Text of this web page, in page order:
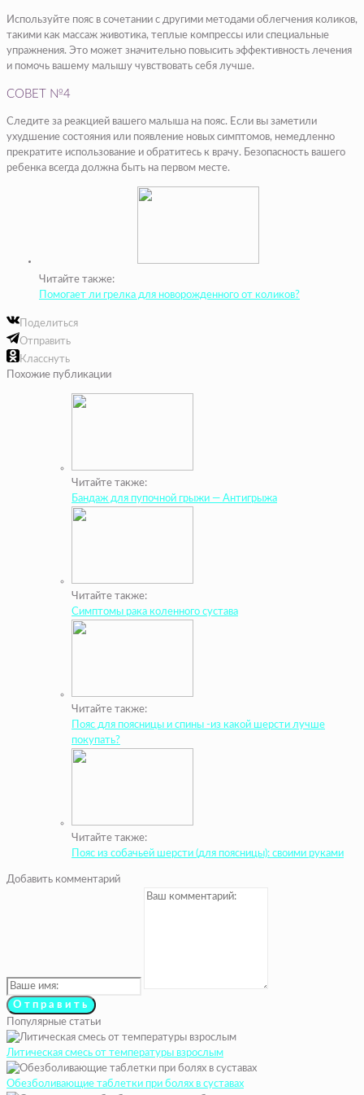
Используйте пояс в сочетании с другими методами облегчения коликов,
такими как массаж животика, теплые компрессы или специальные
упражнения. Это может значительно повысить эффективность лечения
и помочь вашему малышу чувствовать себя лучше.
СОВЕТ №4
Следите за реакцией вашего малыша на пояс. Если вы заметили
ухудшение состояния или появление новых симптомов, немедленно
прекратите использование и обратитесь к врачу. Безопасность вашего
ребенка всегда должна быть на первом месте.
Читайте также:
Помогает ли грелка для новорожденного от коликов?
Поделиться
Отправить
Класснуть
Похожие публикации
Читайте также:
Бандаж для пупочной грыжи — Антигрыжа
Читайте также:
Симптомы рака коленного сустава
Читайте также:
Пояс для поясницы и спины -из какой шерсти лучше
покупать?
Читайте также:
Пояс из собачьей шерсти (для поясницы): своими руками
Добавить комментарий
Популярные статьи
Литическая смесь от температуры взрослым
Обезболивающие таблетки при болях в суставах